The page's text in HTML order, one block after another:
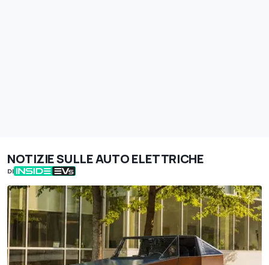
NOTIZIE SULLE AUTO ELETTRICHE
DI